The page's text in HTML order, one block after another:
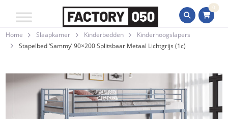
0
Home Slaapkamer Kinderbedden
Kinderhoogslapers
Stapelbed ‘Sammy’ 90×200 Splitsbaar Metaal Lichtgrijs (1c)